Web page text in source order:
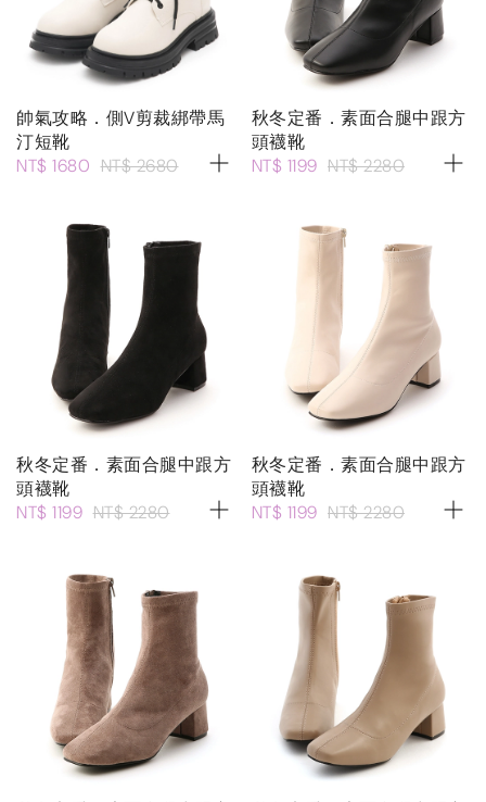
帥氣攻略．側V剪裁綁帶馬
汀短靴
NT$ 1680 NT$ 2680
秋冬定番．素面合腿中跟方
頭襪靴
NT$ 1199 NT$ 2280
秋冬定番．素面合腿中跟方
頭襪靴
NT$ 1199 NT$ 2280
秋冬定番．素面合腿中跟方
頭襪靴
NT$ 1199 NT$ 2280